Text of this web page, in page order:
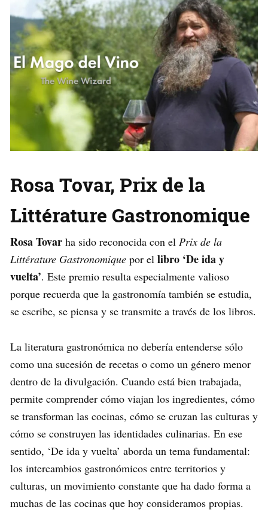
Rosa Tovar, Prix de la
Littérature Gastronomique
Rosa Tovar ha sido reconocida con el Prix de la
Littérature Gastronomique por el libro ‘De ida y
vuelta’. Este premio resulta especialmente valioso
porque recuerda que la gastronomía también se estudia,
se escribe, se piensa y se transmite a través de los libros.
La literatura gastronómica no debería entenderse sólo
como una sucesión de recetas o como un género menor
dentro de la divulgación. Cuando está bien trabajada,
permite comprender cómo viajan los ingredientes, cómo
se transforman las cocinas, cómo se cruzan las culturas y
cómo se construyen las identidades culinarias. En ese
sentido, ‘De ida y vuelta’ aborda un tema fundamental:
los intercambios gastronómicos entre territorios y
culturas, un movimiento constante que ha dado forma a
muchas de las cocinas que hoy consideramos propias.